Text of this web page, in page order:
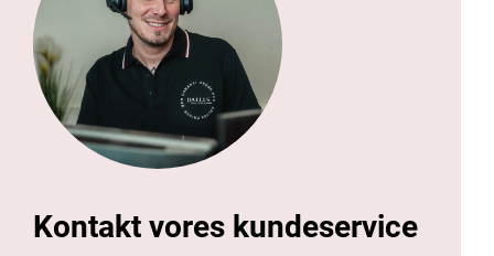
Kontakt vores kundeservice